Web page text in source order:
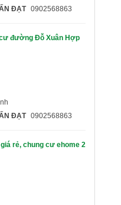
ĐẠT 0902568863
đường Đỗ Xuân Hợp
ĐẠT 0902568863
rẻ, chung cư ehome 2